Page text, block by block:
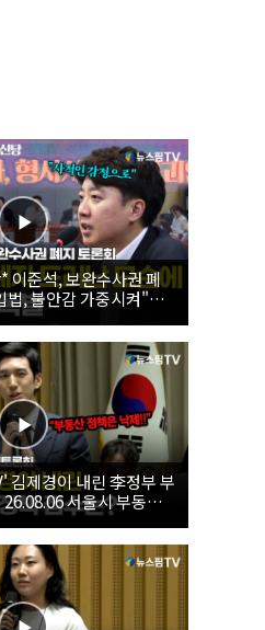
이준석, 보완수사권 폐
법, 불안감 가중시켜"｜
완수사권 폐지 토론회
제경이 내린 李정부 부
서울시 부동산